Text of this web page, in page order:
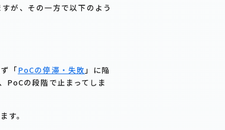
が、その一方で以下のよう
「PoCの停滞・失敗 」に陥
PoCの段階で止まってしま
す。